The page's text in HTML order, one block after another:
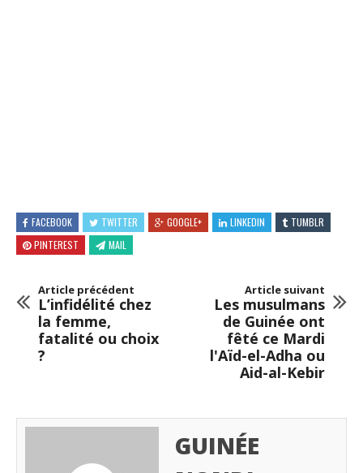
FACEBOOK TWITTER GOOGLE+ LINKEDIN
TUMBLR
PINTEREST
MAIL
Article précédent
L’infidélité chez
la femme,
fatalité ou choix
?
Article suivant
Les musulmans
de Guinée ont
fêté ce Mardi
l'Aïd-el-Adha ou
Aid-al-Kebir
GUINÉE